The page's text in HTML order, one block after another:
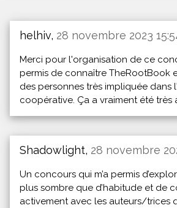
helhiv, 28 novembre 2023
Merci pour l'organisation de ce
permis de connaître TheRootBook
des personnes très impliquée dans
coopérative. Ça a vraiment été très
Shadowlight, 28 novembre
Un concours qui m’a permis
plus sombre que d’habitude et de
activement avec les auteurs/trices